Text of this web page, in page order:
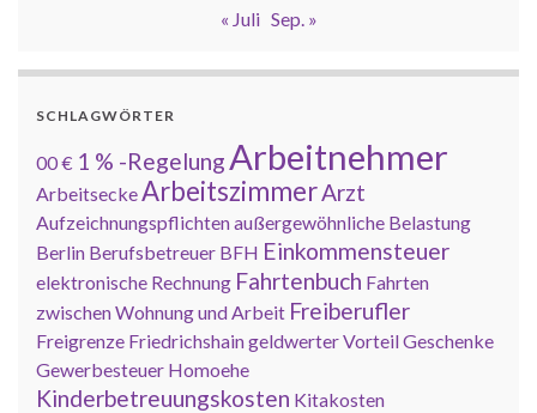
« Juli Sep. »
SCHLAGWÖRTER
00 € 1 % -Regelung Arbeitnehmer
ArbeitseckeArbeitszimmerArzt
Aufzeichnungspflichtenaußergewöhnliche Belastung
Berlin Berufsbetreuer BFH Einkommensteuer
elektronische Rechnung Fahrtenbuch Fahrten
zwischen Wohnung und Arbeit Freiberufler
Freigrenze Friedrichshaingeldwerter VorteilGeschenke
Gewerbesteuer Homoehe
Kinderbetreuungskosten Kitakosten